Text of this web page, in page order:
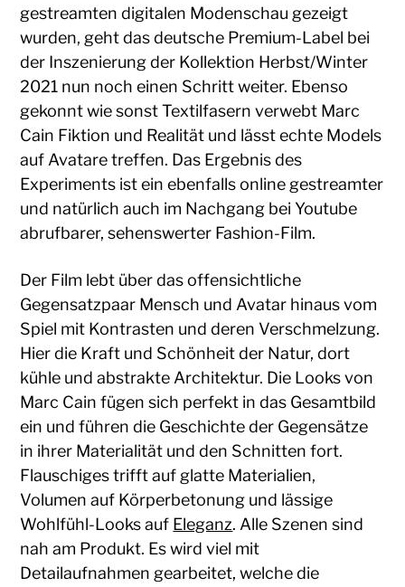
gestreamten digitalen Modenschau gezeigt
wurden, geht das deutsche Premium-Label bei
der Inszenierung der Kollektion Herbst/Winter
2021 nun noch einen Schritt weiter. Ebenso
gekonnt wie sonst Textilfasern verwebt Marc
Cain Fiktion und Realität und lässt echte Models
auf Avatare treffen. Das Ergebnis des
Experiments ist ein ebenfalls online gestreamter
und natürlich auch im Nachgang bei Youtube
abrufbarer, sehenswerter Fashion-Film.
Der Film lebt über das offensichtliche
Gegensatzpaar Mensch und Avatar hinaus vom
Spiel mit Kontrasten und deren Verschmelzung.
Hier die Kraft und Schönheit der Natur, dort
kühle und abstrakte Architektur. Die Looks von
Marc Cain fügen sich perfekt in das Gesamtbild
ein und führen die Geschichte der Gegensätze
in ihrer Materialität und den Schnitten fort.
Flauschiges trifft auf glatte Materialien,
Volumen auf Körperbetonung und lässige
Wohlfühl-Looks auf Eleganz. Alle Szenen sind
nah am Produkt. Es wird viel mit
Detailaufnahmen gearbeitet, welche die